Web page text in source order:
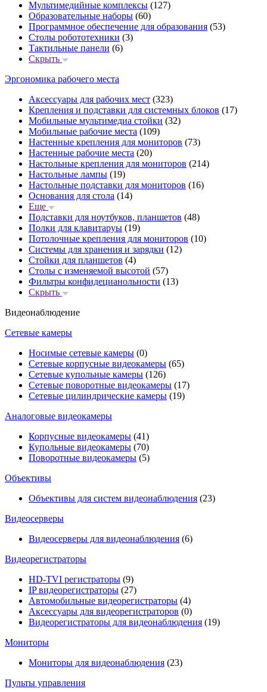
Мультимедийные комплексы (127)
Образовательные наборы (60)
Программное обеспечение для образования (53)
Столы робототехники (3)
Тактильные панели (6)
Скрыть
Эргономика рабочего места
Аксессуары для рабочих мест (323)
Крепления и подставки для системных блоков (17)
Мобильные мультимедиа стойки (32)
Мобильные рабочие места (109)
Настенные крепления для мониторов (73)
Настенные рабочие места (20)
Настольные крепления для мониторов (214)
Настольные лампы (19)
Настольные подставки для мониторов (16)
Основания для стола (14)
Еще
Подставки для ноутбуков, планшетов (48)
Полки для клавитаруы (19)
Потолочные крепления для мониторов (10)
Системы для хранения и зарядки (12)
Стойки для планшетов (4)
Столы с изменяемой высотой (57)
Фильтры конфидецианольности (13)
Скрыть
Видеонаблюдение
Сетевые камеры
Носимые сетевые камеры (0)
Сетевые корпусные видеокамеры (65)
Сетевые купольные камеры (126)
Сетевые поворотные видеокамеры (17)
Сетевые цилиндрические камеры (19)
Аналоговые видеокамеры
Корпусные видеокамеры (41)
Купольные видеокамеры (70)
Поворотные видеокамеры (5)
Объективы
Объективы для систем видеонаблюдения (23)
Видеосерверы
Видеосерверы для видеонаблюдения (6)
Видеорегистраторы
HD-TVI регистраторы (9)
IP видеорегистраторы (27)
Автомобильные видеорегистраторы (4)
Аксессуары для видеорегистраторов (0)
Видеорегистраторы для видеонаблюдения (19)
Мониторы
Мониторы для видеонаблюдения (23)
Пульты управления